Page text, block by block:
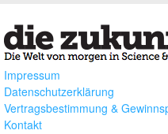
Impressum
Datenschutzerklärung
Vertragsbestimmung &
Kontakt